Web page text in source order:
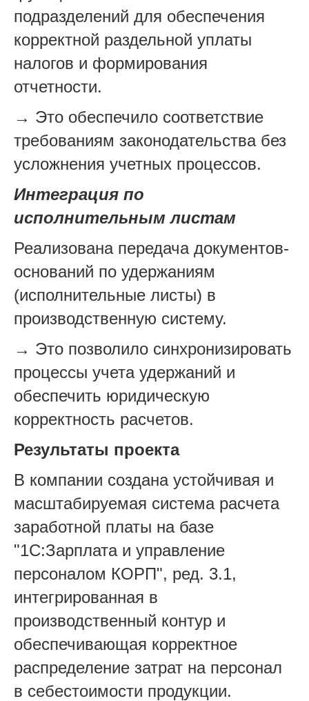
подразделений для обеспечения
корректной раздельной уплаты
налогов и формирования
отчетности.
→ Это обеспечило соответствие
требованиям законодательства без
усложнения учетных процессов.
Интеграция по
исполнительным листам
Реализована передача документов-
оснований по удержаниям
(исполнительные листы) в
производственную систему.
→ Это позволило синхронизировать
процессы учета удержаний и
обеспечить юридическую
корректность расчетов.
Результаты проекта
В компании создана устойчивая и
масштабируемая система расчета
заработной платы на базе
"1С:Зарплата и управление
персоналом КОРП", ред. 3.1,
интегрированная в
производственный контур и
обеспечивающая корректное
распределение затрат на персонал
в себестоимости продукции.